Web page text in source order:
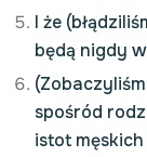
I że
będą nigdy
spośród
istot